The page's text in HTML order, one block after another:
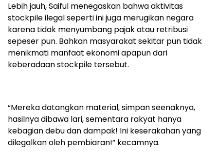
Lebih jauh, Saiful menegaskan bahwa aktivitas
stockpile ilegal seperti ini juga merugikan negara
karena tidak menyumbang pajak atau retribusi
sepeser pun. Bahkan masyarakat sekitar pun tidak
menikmati manfaat ekonomi apapun dari
keberadaan stockpile tersebut.
“Mereka datangkan material, simpan seenaknya,
hasilnya dibawa lari, sementara rakyat hanya
kebagian debu dan dampak! Ini keserakahan yang
dilegalkan oleh pembiaran!” kecamnya.